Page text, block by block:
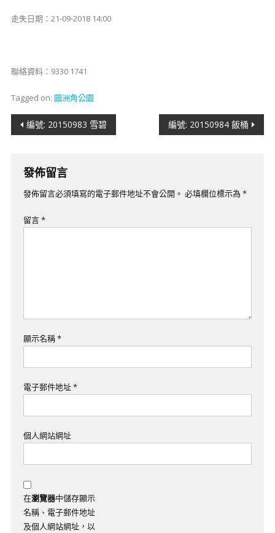
​​走失日期：21-09-2018 14:00
聯絡資料：9330 1741
Tagged on: 圓洲角公園
文
導
覽
編號: 20150983 雪碧 ​​​​​編號: 20150984 飯桶
發佈留言
發佈留言必須填寫的電子郵件地址不會公開。 必填欄位標示為 *
留言*
顯示名稱*
電子郵件地址*
個人網站網址
在瀏覽器中儲存顯示
名稱、電子郵件地址
及個人網站網址，以